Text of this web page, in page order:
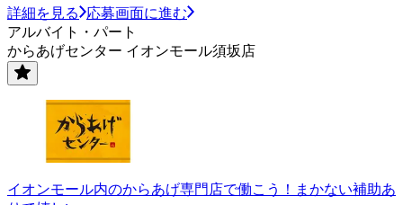
詳細を見る
応募画面に進む
アルバイト・パート
からあげセンター イオンモール須坂店
イオンモール内のからあげ専門店で働こう！まかない補助あ